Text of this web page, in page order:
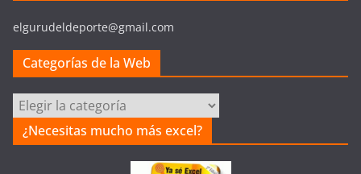
elgurudeldeporte@gmail.com
Categorías de la Web
Categorías
de
la
¿Necesitas mucho más excel?